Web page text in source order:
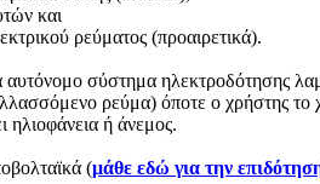
και
ρεύματος (προαιρετικά).
αυτόνομο σύστημα ηλεκτροδότησης
ρεύμα) όποτε ο χρήστης το
ηλιοφάνεια ή άνεμος.
(μάθε εδώ για την